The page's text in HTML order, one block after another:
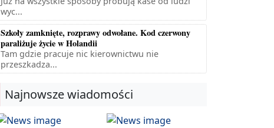
wyc...
Szkoły zamknięte, rozprawy odwołane. Kod czerwony
paraliżuje życie w Holandii
Tam gdzie pracuje nic kierownictwu nie
przeszkadza...
Najnowsze wiadomości